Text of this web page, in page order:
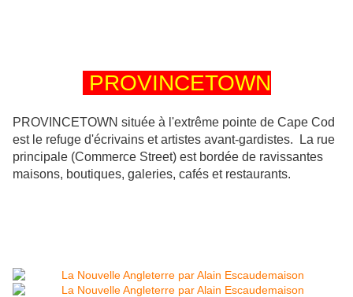
PROVINCETOWN
PROVINCETOWN située à l'extrême pointe de Cape Cod
est le refuge d'écrivains et artistes avant-gardistes. La rue
principale (Commerce Street) est bordée de ravissantes
maisons, boutiques, galeries, cafés et restaurants.